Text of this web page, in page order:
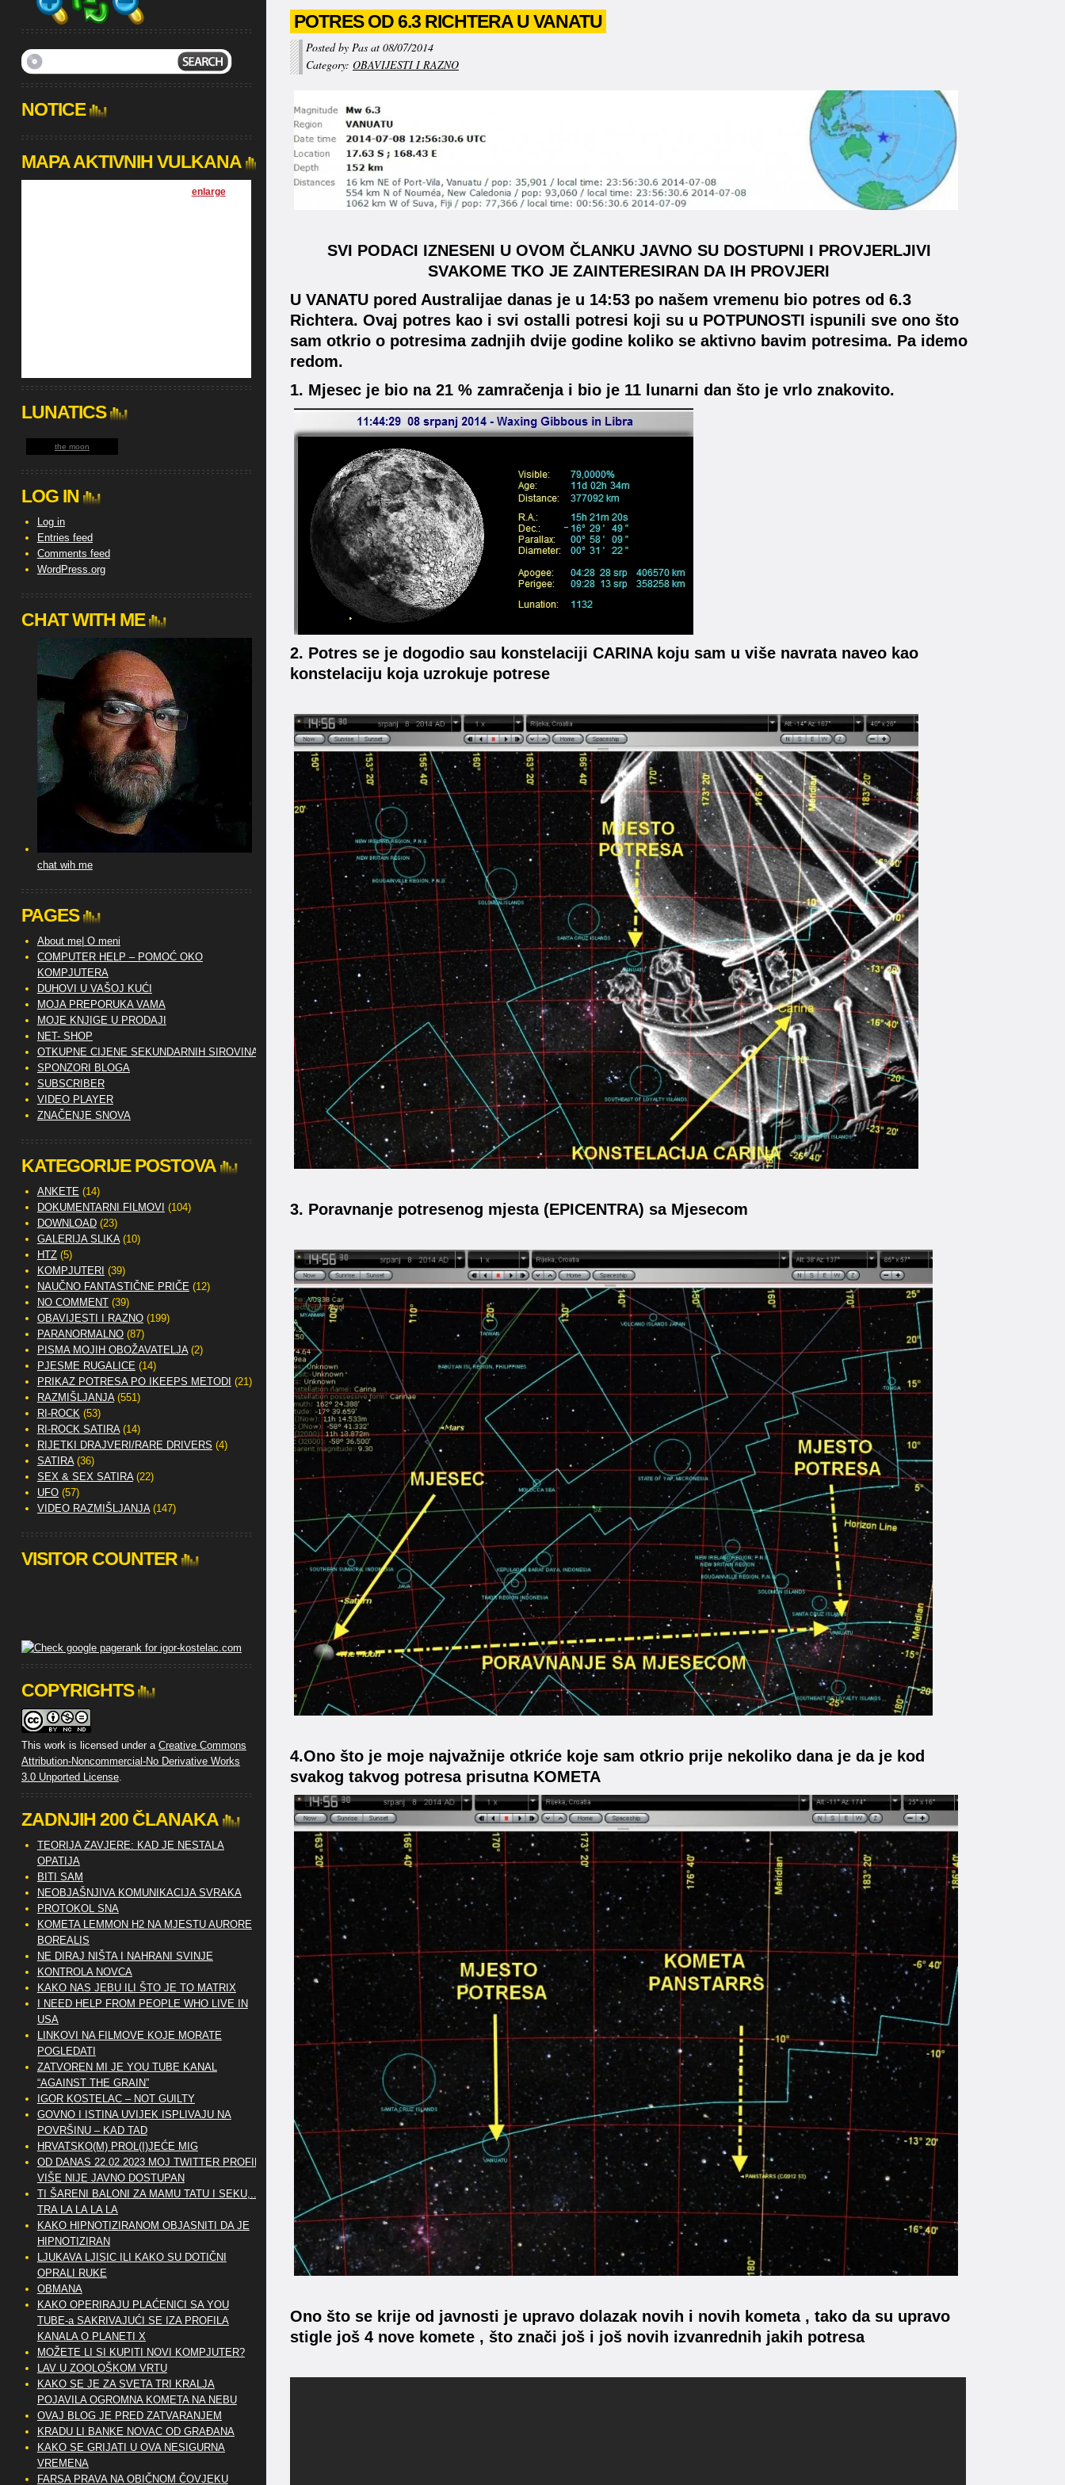
POTRES OD 6.3 RICHTERA U VANATU
Posted by Pas at 08/07/2014
Category: OBAVIJESTI I RAZNO
SVI PODACI IZNESENI U OVOM ČLANKU JAVNO SU DOSTUPNI I PROVJERLJIVI
SVAKOME TKO JE ZAINTERESIRAN DA IH PROVJERI
U VANATU pored Australijae danas je u 14:53 po našem vremenu bio potres od 6.3
Richtera. Ovaj potres kao i svi ostalli potresi koji su u POTPUNOSTI ispunili sve ono što
sam otkrio o potresima zadnjih dvije godine koliko se aktivno bavim potresima. Pa idemo
redom.
1. Mjesec je bio na 21 % zamračenja i bio je 11 lunarni dan što je vrlo znakovito.
2. Potres se je dogodio sau konstelaciji CARINA koju sam u više navrata naveo kao
konstelaciju koja uzrokuje potrese
3. Poravnanje potresenog mjesta (EPICENTRA) sa Mjesecom
4.Ono što je moje najvažnije otkriće koje sam otkrio prije nekoliko dana je da je kod
svakog takvog potresa prisutna KOMETA
Ono što se krije od javnosti je upravo dolazak novih i novih kometa , tako da su upravo
stigle još 4 nove komete , što znači još i još novih izvanrednih jakih potresa
NOTICE
MAPA AKTIVNIH VULKANA
enlarge]
LUNATICS
the moon
LOG IN
Log in
Entries feed
Comments feed
WordPress.org
CHAT WITH ME
chat wih me
PAGES
About me| O meni
COMPUTER HELP – POMOĆ OKO
KOMPJUTERA
DUHOVI U VAŠOJ KUĆI
MOJA PREPORUKA VAMA
MOJE KNJIGE U PRODAJI
NET- SHOP
OTKUPNE CIJENE SEKUNDARNIH SIROVINA
SPONZORI BLOGA
SUBSCRIBER
VIDEO PLAYER
ZNAČENJE SNOVA
KATEGORIJE POSTOVA
ANKETE (14)
DOKUMENTARNI FILMOVI (104)
DOWNLOAD(23)
GALERIJA SLIKA(10)
HTZ(5)
KOMPJUTERI (39)
NAUČNO FANTASTIČNE PRIČE (12)
NO COMMENT(39)
OBAVIJESTI I RAZNO(199)
PARANORMALNO(87)
PISMA MOJIH OBOŽAVATELJA(2)
PJESME RUGALICE (14)
PRIKAZ POTRESA PO IKEEPS METODI (21)
RAZMIŠLJANJA(551)
RI-ROCK(53)
RI-ROCK SATIRA(14)
RIJETKI DRAJVERI/RARE DRIVERS (4)
SATIRA(36)
SEX & SEX SATIRA(22)
UFO(57)
VIDEO RAZMIŠLJANJA(147)
VISITOR COUNTER
COPYRIGHTS
This work is licensed under a Creative Commons
Attribution-Noncommercial-No Derivative Works
3.0 Unported License.
ZADNJIH 200 ČLANAKA
TEORIJA ZAVJERE: KAD JE NESTALA
OPATIJA
BITI SAM
NEOBJAŠNJIVA KOMUNIKACIJA SVRAKA
PROTOKOL SNA
KOMETA LEMMON H2 NA MJESTU AURORE
BOREALIS
NE DIRAJ NIŠTA I NAHRANI SVINJE
KONTROLA NOVCA
KAKO NAS JEBU ILI ŠTO JE TO MATRIX
I NEED HELP FROM PEOPLE WHO LIVE IN
USA
LINKOVI NA FILMOVE KOJE MORATE
POGLEDATI
ZATVOREN MI JE YOU TUBE KANAL
“AGAINST THE GRAIN”
IGOR KOSTELAC – NOT GUILTY
GOVNO I ISTINA UVIJEK ISPLIVAJU NA
POVRŠINU – KAD TAD
HRVATSKO(M) PROL(I)JEĆE MIG
OD DANAS 22.02.2023 MOJ TWITTER PROFIL
VIŠE NIJE JAVNO DOSTUPAN
TI ŠARENI BALONI ZA MAMU TATU I SEKU,..
TRA LA LA LA LA
KAKO HIPNOTIZIRANOM OBJASNITI DA JE
HIPNOTIZIRAN
LJUKAVA LJISIC ILI KAKO SU DOTIČNI
OPRALI RUKE
OBMANA
KAKO OPERIRAJU PLAĆENICI SA YOU
TUBE-a SAKRIVAJUĆI SE IZA PROFILA
KANALA O PLANETI X
MOŽETE LI SI KUPITI NOVI KOMPJUTER?
LAV U ZOOLOŠKOM VRTU
KAKO SE JE ZA SVETA TRI KRALJA
POJAVILA OGROMNA KOMETA NA NEBU
OVAJ BLOG JE PRED ZATVARANJEM
KRADU LI BANKE NOVAC OD GRAĐANA
KAKO SE GRIJATI U OVA NESIGURNA
VREMENA
FARSA PRAVA NA OBIČNOM ČOVJEKU